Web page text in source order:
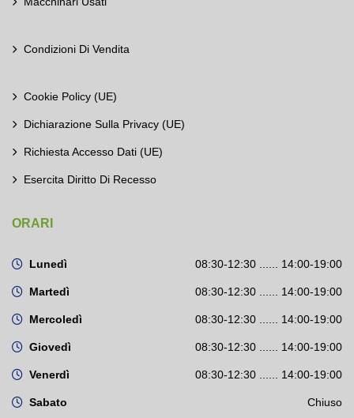
Condizioni Di Vendita
Cookie Policy (UE)
Dichiarazione Sulla Privacy (UE)
Richiesta Accesso Dati (UE)
Esercita Diritto Di Recesso
ORARI
Lunedì 08:30-12:30 ...... 14:00-19:00
Martedì 08:30-12:30 ...... 14:00-19:00
Mercoledì 08:30-12:30 ...... 14:00-19:00
Giovedì 08:30-12:30 ...... 14:00-19:00
Venerdì 08:30-12:30 ...... 14:00-19:00
Sabato Chiuso